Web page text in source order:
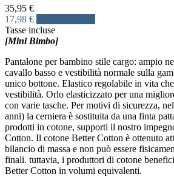
35,95 €
17,98 €
Tasse incluse
[Mini Bimbo]
Pantalone per bambino stile cargo: ampio
cavallo basso e vestibilità normale sulla
unico bottone. Elastico regolabile in vita
vestibilità. Orlo elasticizzato per una
con varie tasche. Per motivi di sicurezza,
anni) la cerniera è sostituita da una finta
prodotti in cotone, supporti il nostro
Cotton. Il cotone Better Cotton è ottenuto
bilancio di massa e non può essere
finali. tuttavia, i produttori di cotone
Better Cotton in volumi equivalenti.